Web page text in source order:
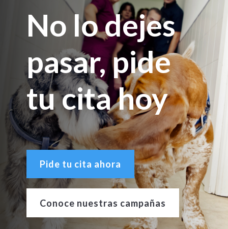
No lo dejes
pasar, pide
tu cita hoy
Pide tu cita ahora
Conoce nuestras campañas